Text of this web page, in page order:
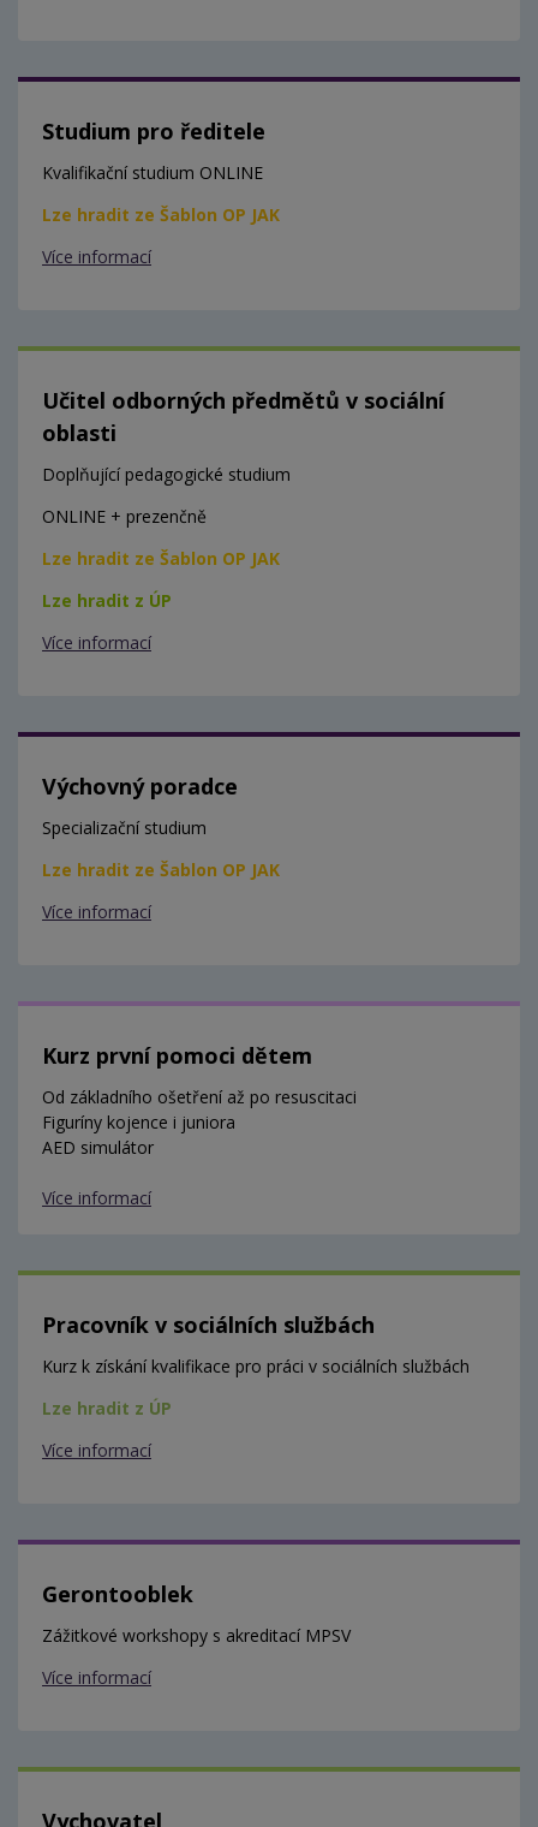
Studium pro ředitele
Kvalifikační studium ONLINE
Lze hradit ze Šablon OP JAK
Více informací
Učitel odborných předmětů v sociální
oblasti
Doplňující pedagogické studium
ONLINE + prezenčně
Lze hradit ze Šablon OP JAK
Lze hradit z ÚP
Více informací
Výchovný poradce
Specializační studium
Lze hradit ze Šablon OP JAK
Více informací
Kurz první pomoci dětem
Od základního ošetření až po resuscitaci
Figuríny kojence i juniora
AED simulátor
Více informací
Pracovník v sociálních službách
Kurz k získání kvalifikace pro práci v sociálních službách
Lze hradit z ÚP
Více informací
Gerontooblek
Zážitkové workshopy s akreditací MPSV
Více informací
Vychovatel